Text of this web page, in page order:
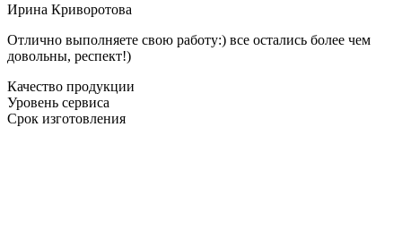
Ирина Криворотова
Отлично выполняете свою работу:) все остались более чем
довольны, респект!)
Качество продукции
Уровень сервиса
Срок изготовления